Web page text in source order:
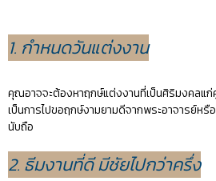
1. กำหนดวันแต่งงาน
คุณอาจจะต้องหาฤกษ์แต่งงานที่เป็นศิริมงคลแก่
เป็นการไปขอฤกษ์งามยามดีจากพระอาจารย์
นับถือ
2. ธีมงานที่ดี มีชัยไปกว่าครึ่ง